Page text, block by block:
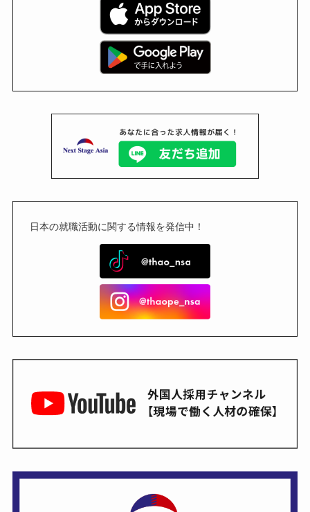
日本の就職活動に関する情報を発信中！